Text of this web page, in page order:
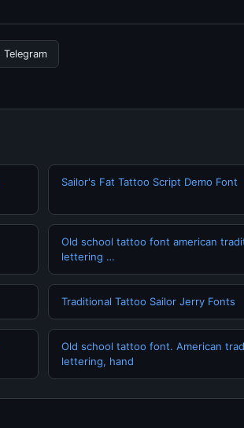
Telegram
Sailor's Fat Tattoo Script Demo Font
Old school tattoo font american
lettering …
Traditional Tattoo Sailor Jerry Fonts
Old school tattoo font. American
lettering, hand